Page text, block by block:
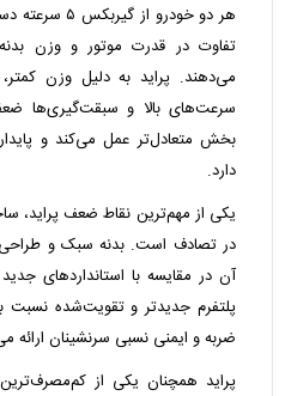
هر دو خودرو از
تفاوت در قدرت موتور و وزن
می‌دهند. پراید به دلیل وزن
سرعت‌های بالا و سبقت‌گیری‌ها
بخش متعادل‌تر عمل می‌کند و
دارد.
یکی از مهم‌ترین نقاط ضعف پراید،
در تصادف است. بدنه سبک و
آن در مقایسه با استانداردهای
پلتفرم جدیدتر و تقویت‌شده نسبت
ضربه و ایمنی نسبی سرنشینان ارائه
پراید همچنان یکی از